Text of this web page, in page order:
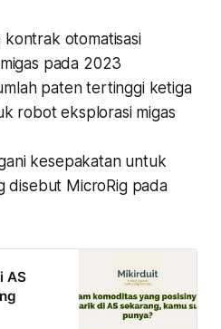
kontrak otomatisasi
pada 2023
paten tertinggi ketiga
robot eksplorasi migas
kesepakatan untuk
disebut MicroRig pada
AS